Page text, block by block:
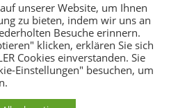
unserer Website, um Ihnen
zu bieten, indem wir uns an
Besuche erinnern.
klicken, erklären Sie sich
Cookies einverstanden. Sie
Einstellungen" besuchen, um